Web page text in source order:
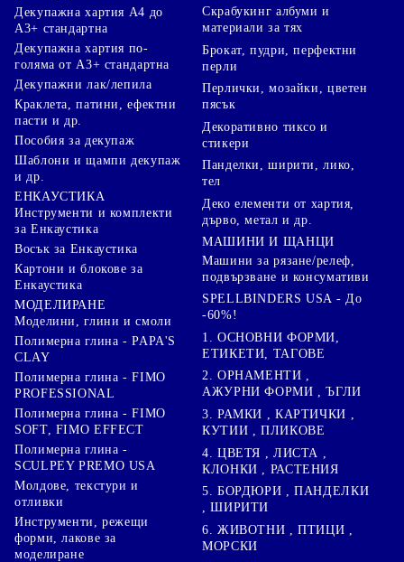
Декупажна хартия А4 до
А3+ стандартна
Декупажна хартия по-
голяма от А3+ стандартна
Декупажни лак/лепила
Краклета, патини, ефектни
пасти и др.
Пособия за декупаж
Шаблони и щампи декупаж
и др.
ЕНКАУСТИКА
Инструменти и комплекти
за Енкаустика
Восък за Енкаустика
Картони и блокове за
Енкаустика
МОДЕЛИРАНЕ
Моделини, глини и смоли
Полимерна глина - PAPA'S
CLAY
Полимерна глина - FIMO
PROFESSIONAL
Полимерна глина - FIMO
SOFT, FIMO EFFECT
Полимерна глина -
SCULPEY PREMO USA
Молдове, текстури и
отливки
Инструменти, режещи
форми, лакове за
моделиране
Скрабукинг албуми и
материали за тях
Брокат, пудри, перфектни
перли
Перлички, мозайки, цветен
пясък
Декоративно тиксо и
стикери
Панделки, ширити, лико,
тел
Деко елементи от хартия,
дърво, метал и др.
МАШИНИ И ЩАНЦИ
Машини за рязане/релеф,
подвързване и консумативи
SPELLBINDERS USA - До
-60%!
1. ОСНОВНИ ФОРМИ,
ЕТИКЕТИ, ТАГОВЕ
2. ОРНАМЕНТИ ,
АЖУРНИ ФОРМИ , ЪГЛИ
3. РАМКИ , КАРТИЧКИ ,
КУТИИ , ПЛИКОВЕ
4. ЦВЕТЯ , ЛИСТА ,
КЛОНКИ , РАСТЕНИЯ
5. БОРДЮРИ , ПАНДЕЛКИ
, ШИРИТИ
6. ЖИВОТНИ , ПТИЦИ ,
МОРСКИ